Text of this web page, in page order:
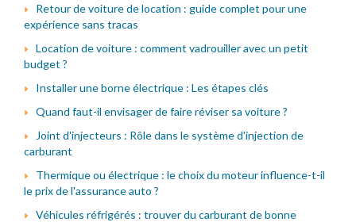
Retour de voiture de location : guide complet pour une
expérience sans tracas
Location de voiture : comment vadrouiller avec un petit
budget ?
Installer une borne électrique : Les étapes clés
Quand faut-il envisager de faire réviser sa voiture ?
Joint d'injecteurs : Rôle dans le système d'injection de
carburant
Thermique ou électrique : le choix du moteur influence-t-il
le prix de l'assurance auto ?
Véhicules réfrigérés : trouver du carburant de bonne